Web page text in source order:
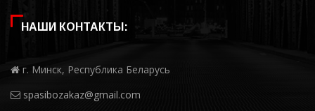
НАШИ КОНТАКТЫ:
г. Минск, Республика Беларусь
spasibozakaz@gmail.com